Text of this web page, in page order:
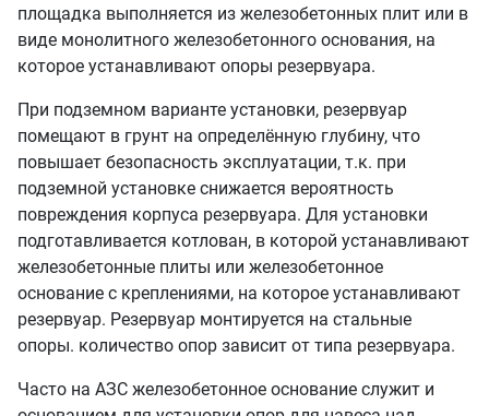
виде монолитного железобетонного основания, на
которое устанавливают опоры резервуара.
помещают в грунт на определённую глубину, что
повышает безопасность эксплуатации, т.к. при
подземной установке снижается вероятность
повреждения корпуса резервуара. Для установки
подготавливается котлован, в которой устанавливают
железобетонные плиты или железобетонное
основание с креплениями, на которое устанавливают
резервуар. Резервуар монтируется на стальные
опоры. количество опор зависит от типа резервуара.
основанием для установки опор для навеса над